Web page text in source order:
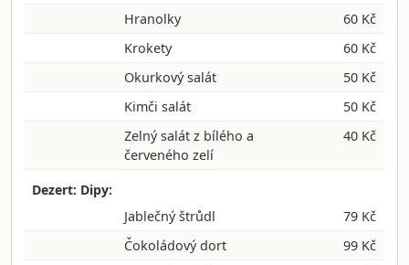
Hranolky
60 Kč
Krokety
60 Kč
Okurkový salát
50 Kč
Kimči salát
50 Kč
Zelný salát z bílého a
červeného zelí
40 Kč
Dezert: Dipy:
Jablečný štrůdl
79 Kč
Čokoládový dort
99 Kč